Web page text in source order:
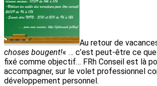
Au retour de
choses bougent!« … c’est peut-être ce
fixé comme objectif… FRh Conseil est là
accompagner, sur le volet professionnel
développement personnel.